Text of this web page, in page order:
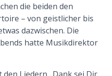
die beiden den
– von geistlicher bis
dazwischen. Die
hatte Musikdirektor